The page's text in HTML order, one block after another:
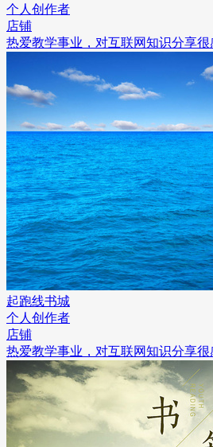
个人创作者
店铺
热爱教学事业，对互联网知识分享很
起跑线书城
个人创作者
店铺
热爱教学事业，对互联网知识分享很